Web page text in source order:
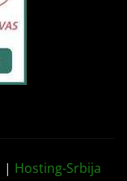
| Hosting-Srbija